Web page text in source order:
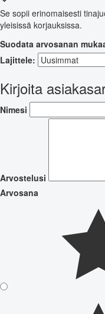
Se sopii erinomaisesti
yleisissä korjauksissa.
Suodata arvosanan
Lajittele:
Kirjoita
Nimesi
Arvostelusi
Arvosana